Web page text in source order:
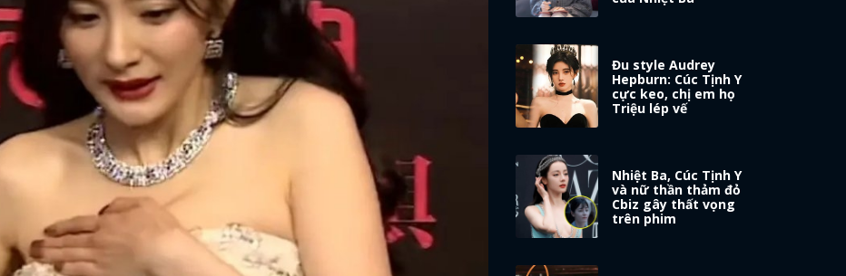
Đu style Audrey
Hepburn: Cúc Tịnh Y
cực keo, chị em họ
Triệu lép vế
Nhiệt Ba, Cúc Tịnh Y
và nữ thần thảm đỏ
Cbiz gây thất vọng
trên phim